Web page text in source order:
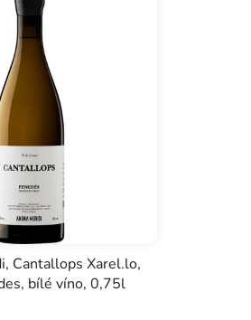
Cantallops Xarel.lo,
bílé víno, 0,75l